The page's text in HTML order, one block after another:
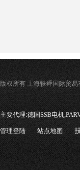
版权所有 上海轶舜国际贸易
主要代理:德国SSB电机
管理登陆 站点地图